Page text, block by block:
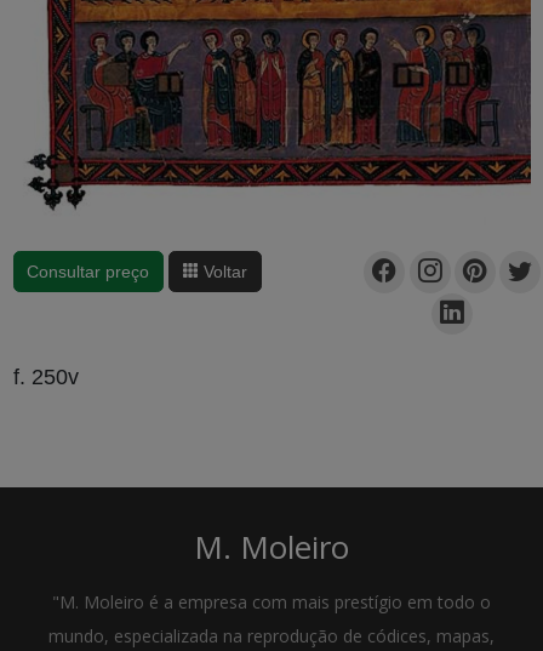
Consultar preço Voltar
f. 250v
M. Moleiro
"M. Moleiro é a empresa com mais prestígio em todo o
mundo, especializada na reprodução de códices, mapas,